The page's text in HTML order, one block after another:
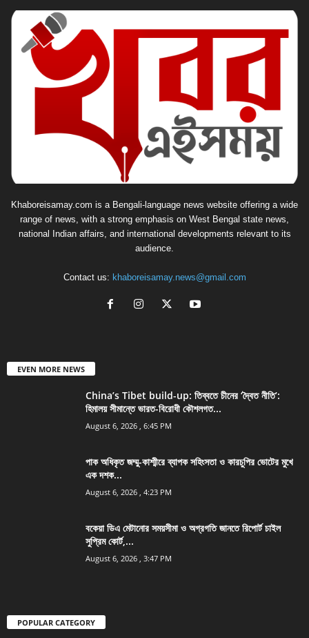
Khaboreisamay.com is a Bengali-language news website offering a wide
range of news, with a strong emphasis on West Bengal state news,
national Indian affairs, and international developments relevant to its
audience.
Contact us: khaboreisamay.news@gmail.com
EVEN MORE NEWS
China’s Tibet build-up: তিব্বতে চীনের ‘দ্বৈত নীতি’:
হিমালয় সীমান্তে ভারত-বিরোধী কৌশলগত...
August 6, 2026 , 6:45 PM
পাক অধিকৃত জম্মু-কাশ্মীরে ব্যাপক সহিংসতা ও কারচুপির ভোটের মুখে
এক দশক...
August 6, 2026 , 4:23 PM
বকেয়া ডিএ মেটানোর সময়সীমা ও অগ্রগতি জানতে রিপোর্ট চাইল
সুপ্রিম কোর্ট,...
August 6, 2026 , 3:47 PM
POPULAR CATEGORY